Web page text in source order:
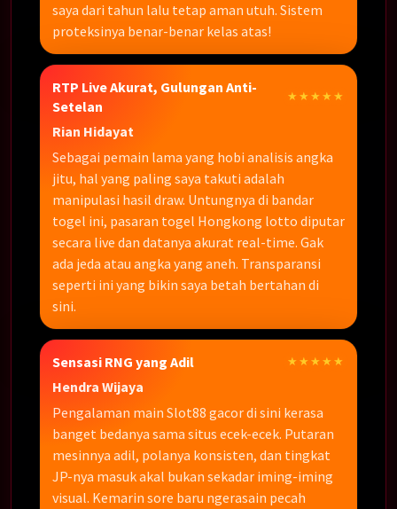
saya dari tahun lalu tetap aman utuh. Sistem
proteksinya benar-benar kelas atas!
RTP Live Akurat, Gulungan Anti-
Setelan
★★★★★
Rian Hidayat
Sebagai pemain lama yang hobi analisis angka
jitu, hal yang paling saya takuti adalah
manipulasi hasil draw. Untungnya di bandar
togel ini, pasaran togel Hongkong lotto diputar
secara live dan datanya akurat real-time. Gak
ada jeda atau angka yang aneh. Transparansi
seperti ini yang bikin saya betah bertahan di
sini.
Sensasi RNG yang Adil ★★★★★
Hendra Wijaya
Pengalaman main Slot88 gacor di sini kerasa
banget bedanya sama situs ecek-ecek. Putaran
mesinnya adil, polanya konsisten, dan tingkat
JP-nya masuk akal bukan sekadar iming-iming
visual. Kemarin sore baru ngerasain pecah